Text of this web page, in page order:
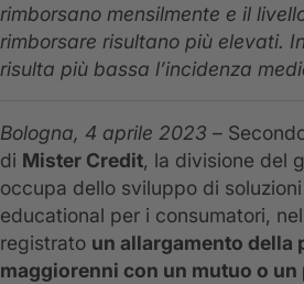
rimborsano mensilmente e il
rimborsare risultano più elevati.
risulta più bassa l’incidenza
Bologna, 4 aprile 2023 –
di Mister Credit, la divisione del
occupa dello sviluppo di
educational per i consumatori,
registrato un allargamento della
maggiorenni con un mutuo o un